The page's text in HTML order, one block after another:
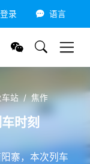
登录 语言
车站 焦作
时刻
寨，本次列车